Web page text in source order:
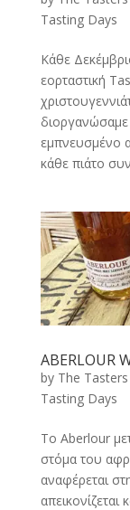
Tasting Days
Kάθε
εορταστική
εμπνευσμένο
κάθε πιάτο
ABERLOUR
by The Tasters
Tasting Days
Το Aberlour
στόμα του
αναφέρεται